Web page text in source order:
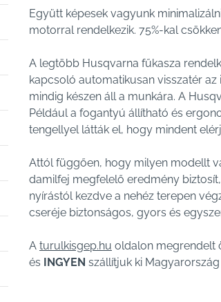
Együtt képesek vagyunk
motorral rendelkezik. 75%-kal
A legtöbb Husqvarna fűkasza
kapcsoló automatikusan visszatér
mindig készen áll a munkára. A
Például a fogantyú állítható és
tengellyel látták el, hogy mindent
Attól függően, hogy milyen modellt
damilfej megfelelő eredmény
nyírástól kezdve a nehéz terepen
cseréje biztonságos, gyors és
A turulkisgep.hu oldalon megrendelt
és INGYEN szállítjuk ki